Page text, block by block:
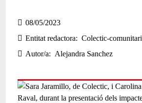
a
c
e
o
08/05/2023
Entitat redactora
Colectic-comunitari
Autor/a
Alejandra Sanchez